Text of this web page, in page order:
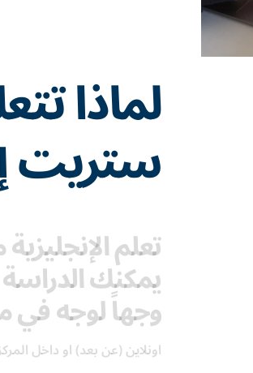
لماذا
ستريت
تعلم
وجهاً لوجه في
اونلاين (عن بعد) او داخل